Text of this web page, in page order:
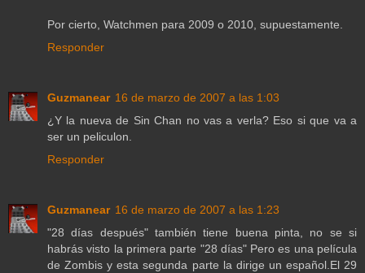
Por cierto, Watchmen para 2009 o 2010, supuestamente.
Responder
Guzmanear 16 de marzo de 2007 a las 1:03
¿Y la nueva de Sin Chan no vas a verla? Eso si que va a
ser un peliculon.
Responder
Guzmanear 16 de marzo de 2007 a las 1:23
"28 días después" también tiene buena pinta, no se si
habrás visto la primera parte "28 días" Pero es una película
de Zombis y esta segunda parte la dirige un español.El 29